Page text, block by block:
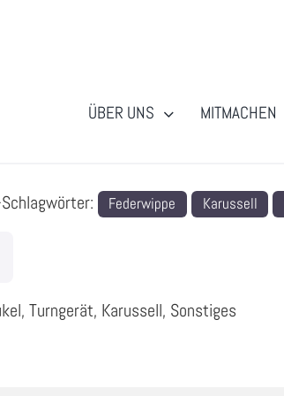
ÜBER UNS MITMACHEN
Federwippe Karussell
Turngerät, Karussell, Sonstiges